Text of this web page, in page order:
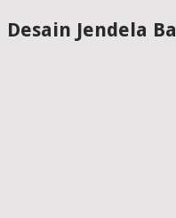
Desain Jendela